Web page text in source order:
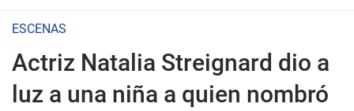
ESCENAS
Actriz Natalia Streignard dio a
luz a una niña a quien nombró